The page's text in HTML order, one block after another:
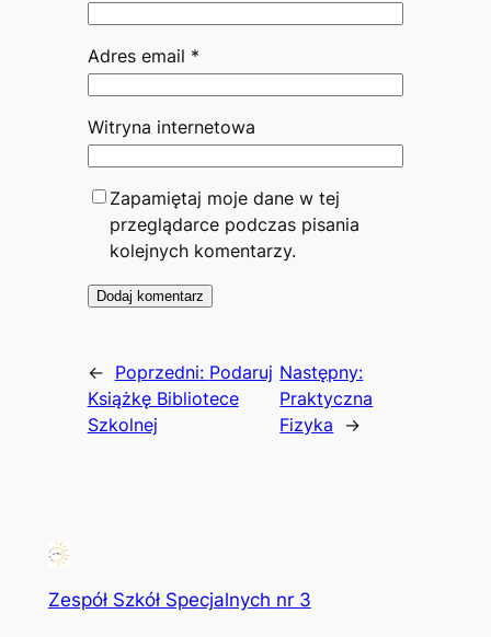
Adres email *
Witryna internetowa
Zapamiętaj moje dane w tej
przeglądarce podczas pisania
kolejnych komentarzy.
← Poprzedni: Podaruj
Książkę Bibliotece
Szkolnej
Następny:
Praktyczna
Fizyka
→
Zespół Szkół Specjalnych nr 3